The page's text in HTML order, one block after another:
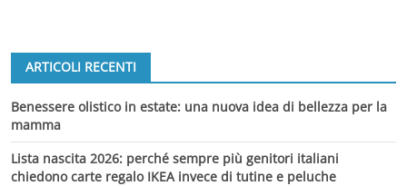
ARTICOLI RECENTI
Benessere olistico in estate: una nuova idea di bellezza per la
mamma
Lista nascita 2026: perché sempre più genitori italiani
chiedono carte regalo IKEA invece di tutine e peluche